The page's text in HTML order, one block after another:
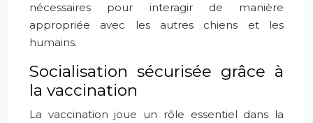
nécessaires pour interagir de manière
appropriée avec les autres chiens et les
humains.
Socialisation sécurisée grâce à
la vaccination
La vaccination joue un rôle essentiel dans la